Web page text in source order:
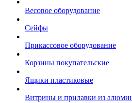
Весовое оборудование
Сейфы
Прикассовое оборудование
Корзины покупательские
Ящики пластиковые
Витрины и прилавки из